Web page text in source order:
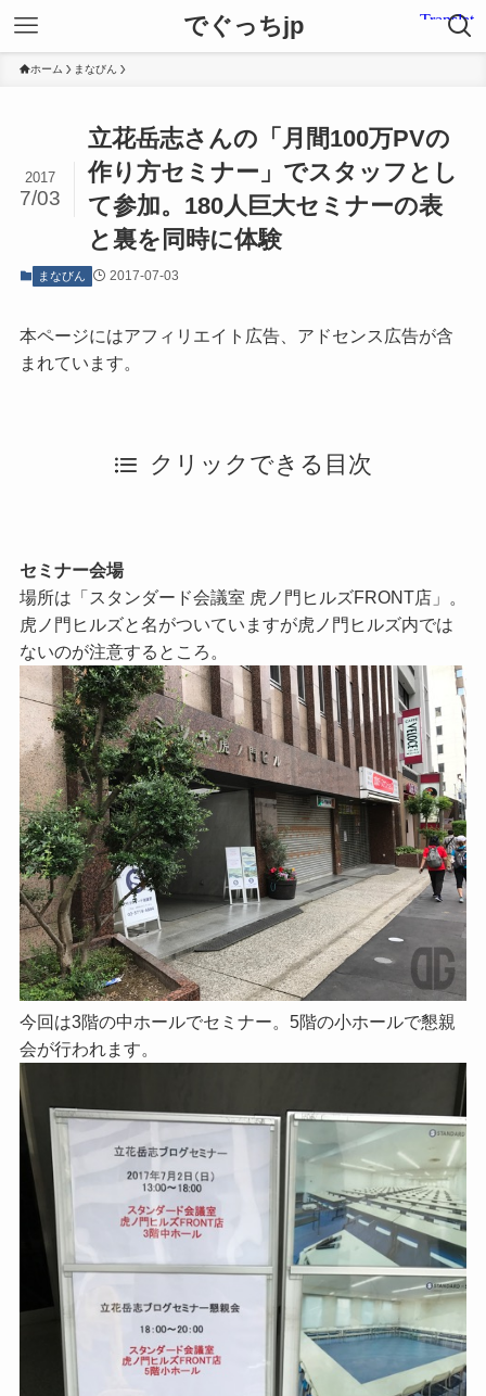
でぐっちjp
ホーム まなびん
立花岳志さんの「月間100万PVの
作り方セミナー」でスタッフとし
て参加。180人巨大セミナーの表
と裏を同時に体験
2017
7/03
まなびん 2017-07-03
本ページにはアフィリエイト広告、アドセンス広告が含
まれています。
クリックできる目次
セミナー会場
場所は「スタンダード会議室 虎ノ門ヒルズFRONT店」。
虎ノ門ヒルズと名がついていますが虎ノ門ヒルズ内では
ないのが注意するところ。
今回は3階の中ホールでセミナー。5階の小ホールで懇親
会が行われます。